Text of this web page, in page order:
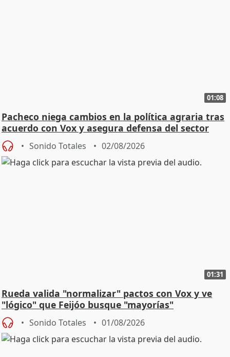
01:08
Pacheco niega cambios en la política agraria tras
acuerdo con Vox y asegura defensa del sector
Sonido Totales 02/08/2026
01:31
Rueda valida "normalizar" pactos con Vox y ve
"lógico" que Feijóo busque "mayorías"
Sonido Totales 01/08/2026